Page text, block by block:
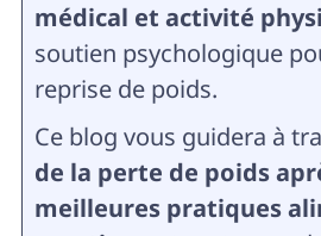
médical et activité
soutien psychologique
reprise de poids.
Ce blog vous guidera à
de la perte de poids
meilleures pratiques